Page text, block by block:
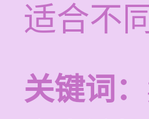
适合不
关键词：